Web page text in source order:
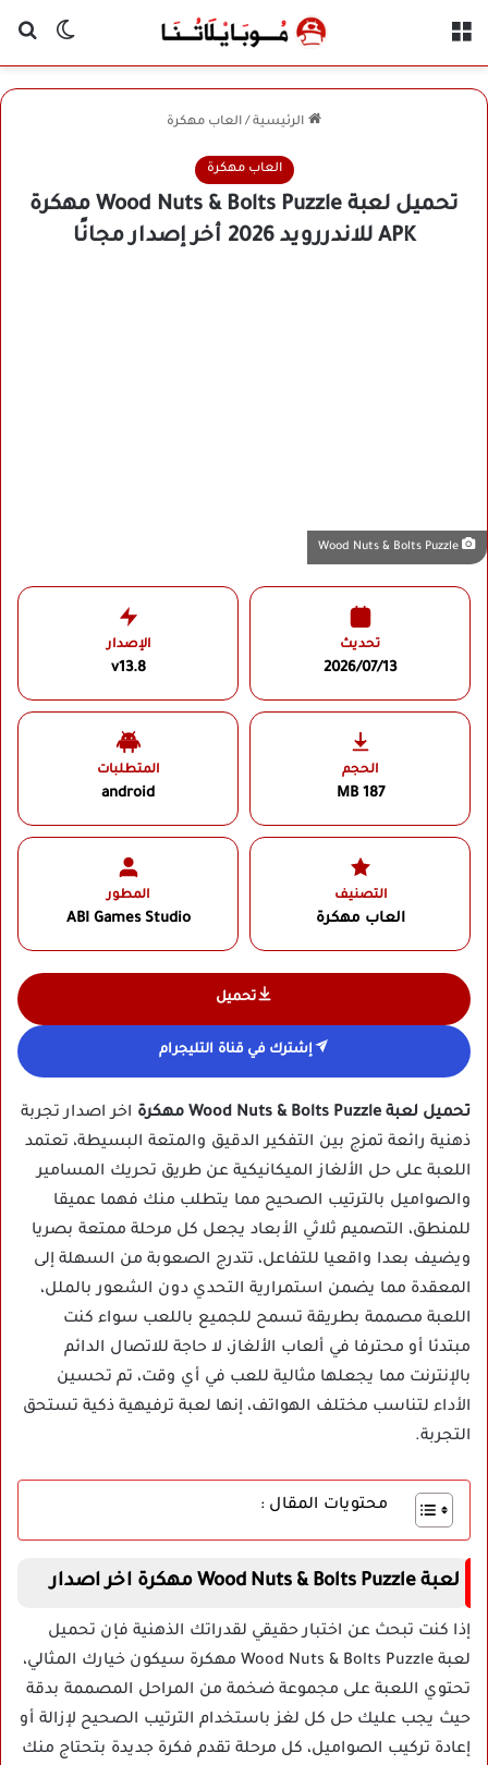
الوضع
الرئيسية / العاب مهكرة
العاب مهكرة
تحميل لعبة Wood Nuts & Bolts Puzzle مهكرة
APK للاندررويد 2026 أخر إصدار مجانًا
تحديث
2026/07/13
الإصدار
v13.8
الحجم
187 MB
المتطلبات
android
التصنيف
العاب مهكرة
المطور
ABI Games Studio‏
تحميل
إشترك في قناة التليجرام
تحميل لعبة Wood Nuts & Bolts Puzzle مهكرة
اخر اصدار تجربة
ذهنية رائعة تمزج بين التفكير الدقيق والمتعة البسيطة، تعتمد
اللعبة على حل الألغاز الميكانيكية عن طريق تحريك المسامير
والصواميل بالترتيب الصحيح مما يتطلب منك فهما عميقا
للمنطق، التصميم ثلاثي الأبعاد يجعل كل مرحلة ممتعة بصريا
ويضيف بعدا واقعيا للتفاعل، تتدرج الصعوبة من السهلة إلى
المعقدة مما يضمن استمرارية التحدي دون الشعور بالملل،
اللعبة مصممة بطريقة تسمح للجميع باللعب سواء كنت
مبتدئا أو محترفا في ألعاب الألغاز، لا حاجة للاتصال الدائم
بالإنترنت مما يجعلها مثالية للعب في أي وقت، تم تحسين
الأداء لتناسب مختلف الهواتف، إنها لعبة ترفيهية ذكية تستحق
التجربة.
محتويات المقال :
لعبة Wood Nuts & Bolts Puzzle مهكرة اخر اصدار
إذا كنت تبحث عن اختبار حقيقي لقدراتك الذهنية فإن تحميل
لعبة Wood Nuts & Bolts Puzzle مهكرة سيكون خيارك المثالي،
تحتوي اللعبة على مجموعة ضخمة من المراحل المصممة بدقة
حيث يجب عليك حل كل لغز باستخدام الترتيب الصحيح لإزالة أو
إعادة تركيب الصواميل، كل مرحلة تقدم فكرة جديدة بتحتاج منك